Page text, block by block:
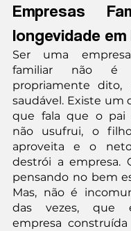
Empresas
longevidade em
Ser uma
familiar não é
propriamente dito,
saudável. Existe um
que fala que o pai
não usufrui, o
aproveita e o
destrói a empresa.
pensando no bem
Mas, não é
das vezes, que
empresa